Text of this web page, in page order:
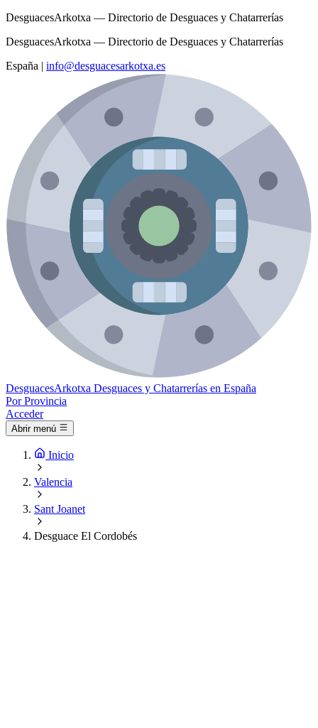
DesguacesArkotxa — Directorio de Desguaces y Chatarrerías
DesguacesArkotxa — Directorio de Desguaces y Chatarrerías
España | info@desguacesarkotxa.es
DesguacesArkotxa Desguaces y Chatarrerías en España
Por Provincia
Acceder
Abrir menú
Inicio
Valencia
Sant Joanet
Desguace El Cordobés